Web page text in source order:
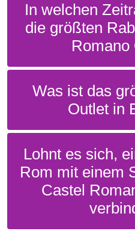
In welchen
die größten
Romano
Was ist das
Outlet in
Lohnt es sich,
Rom mit einem
Castel